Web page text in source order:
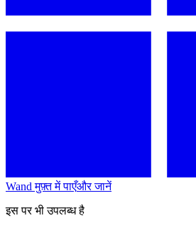
Wand मुफ़्त में पाएँऔर जानें
इस पर भी उपलब्ध है